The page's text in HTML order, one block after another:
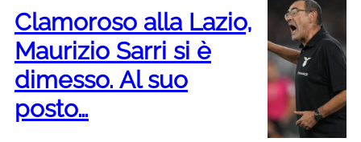
Clamoroso alla Lazio,
Maurizio Sarri si è
dimesso. Al suo
posto…